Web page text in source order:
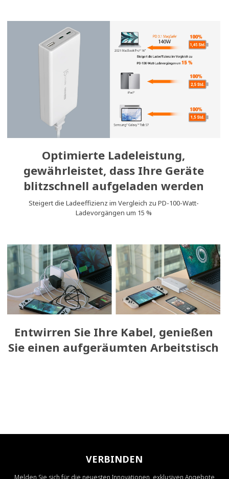
Optimierte Ladeleistung,
gewährleistet, dass Ihre Geräte
blitzschnell aufgeladen werden
Steigert die Ladeeffizienz im Vergleich zu PD-100-Watt-
Ladevorgängen um 15 %
Entwirren Sie Ihre Kabel, genießen
Sie einen aufgeräumten Arbeitstisch
VERBINDEN
Melden Sie sich für die neuesten Innovationen, exklusiven Angebote